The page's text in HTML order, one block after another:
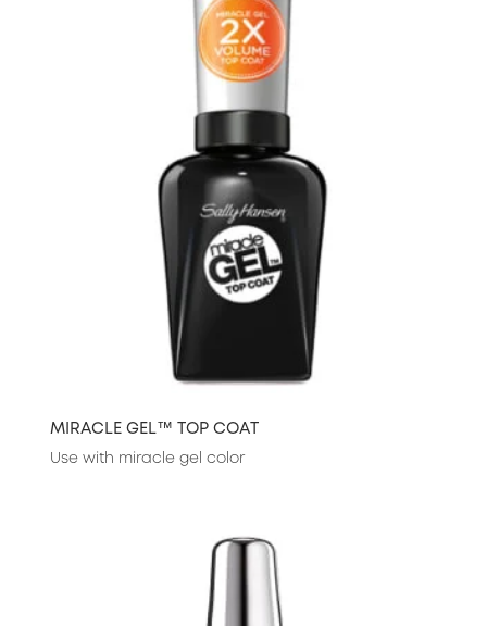
MIRACLE GEL™ TOP COAT
Use with miracle gel color